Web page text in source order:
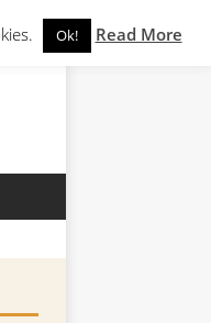
Ok! Read More